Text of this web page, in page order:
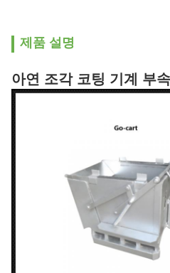
제품 설명
아연 조각 코팅 기계 부